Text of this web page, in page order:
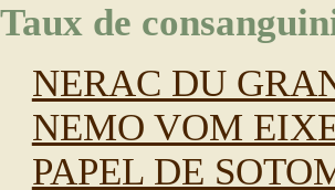
Taux de
NERAC DU
NEMO VOM
PAPEL DE